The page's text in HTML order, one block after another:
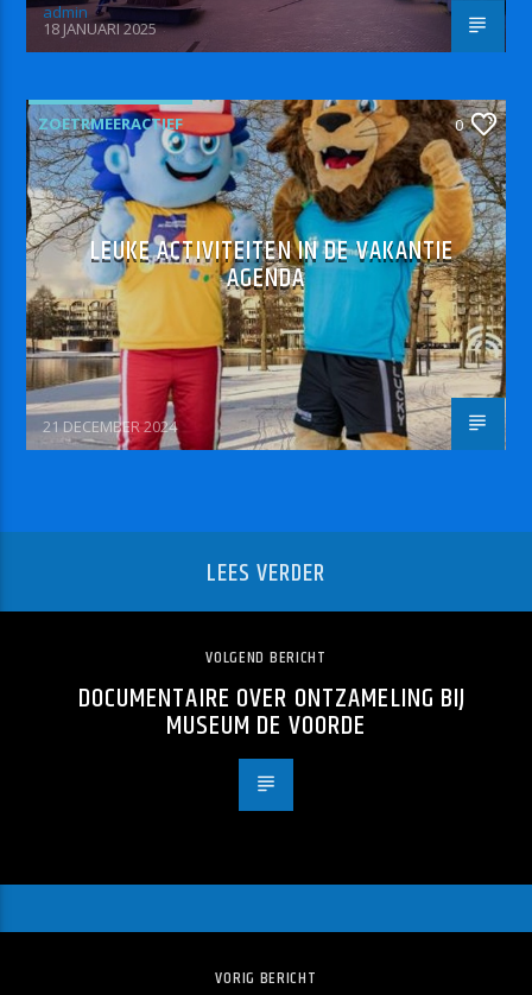
admin
18 JANUARI 2025
ZOETRMEERACTIEF 0
LEUKE ACTIVITEITEN IN DE VAKANTIE
AGENDA
21 DECEMBER 2024
LEES VERDER
VOLGEND BERICHT
DOCUMENTAIRE OVER ONTZAMELING BIJ
MUSEUM DE VOORDE
VORIG BERICHT